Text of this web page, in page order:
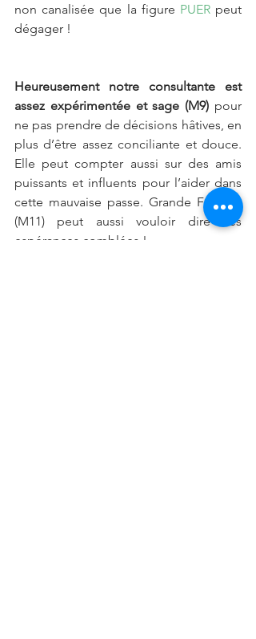
non canalisée que la figure PUER peut
dégager !
Heureusement notre consultante est
assez expérimentée et sage (M9) pour
ne pas prendre de décisions hâtives, en
plus d’être assez conciliante et douce.
Elle peut compter aussi sur des amis
puissants et influents pour l’aider dans
cette mauvaise passe. Grande Fortune
(M11) peut aussi vouloir dire ces
espérances comblées !